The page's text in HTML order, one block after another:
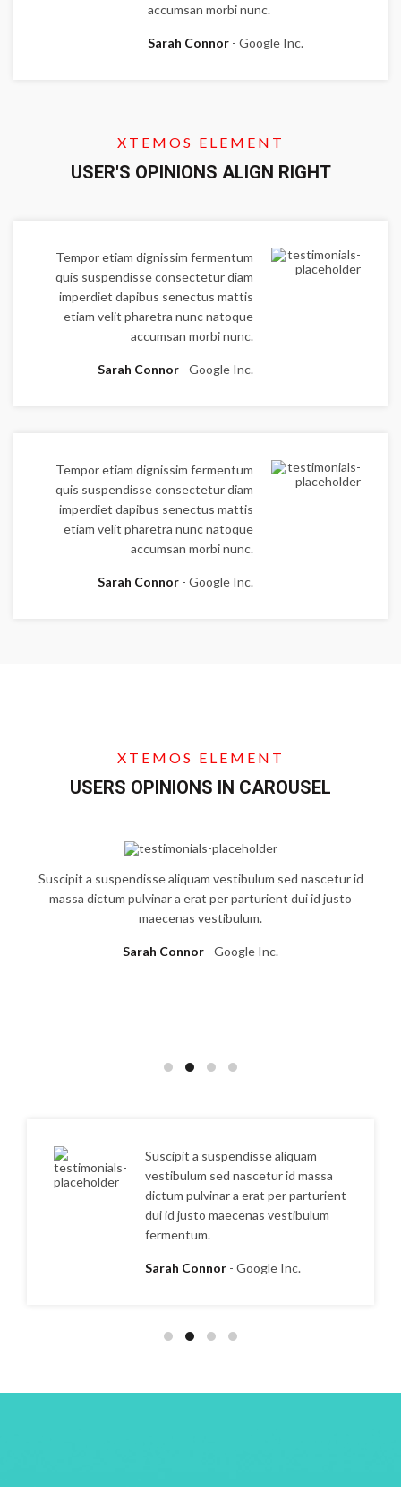
accumsan morbi nunc.
Sarah Connor Google Inc.
XTEMOS ELEMENT
USER'S OPINIONS ALIGN RIGHT
Tempor etiam dignissim fermentum
quis suspendisse consectetur diam
imperdiet dapibus senectus mattis
etiam velit pharetra nunc natoque
accumsan morbi nunc.
Sarah Connor Google Inc.
Tempor etiam dignissim fermentum
quis suspendisse consectetur diam
imperdiet dapibus senectus mattis
etiam velit pharetra nunc natoque
accumsan morbi nunc.
Sarah Connor Google Inc.
XTEMOS ELEMENT
USERS OPINIONS IN CAROUSEL
Suscipit a suspendisse aliquam vestibulum sed nascetur id
massa dictum pulvinar a erat per parturient dui id justo
maecenas vestibulum.
Sarah Connor Google Inc.
Suscipit a suspendisse aliquam
vestibulum sed nascetur id massa
dictum pulvinar a erat per parturient
dui id justo maecenas vestibulum
fermentum.
Sarah Connor Google Inc.